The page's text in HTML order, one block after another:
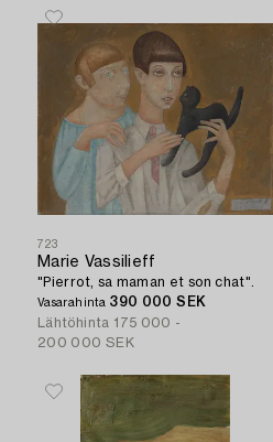
723
Marie Vassilieff
"Pierrot, sa maman et son chat".
Vasarahinta 390 000 SEK
Lähtöhinta 175 000 -
200 000 SEK